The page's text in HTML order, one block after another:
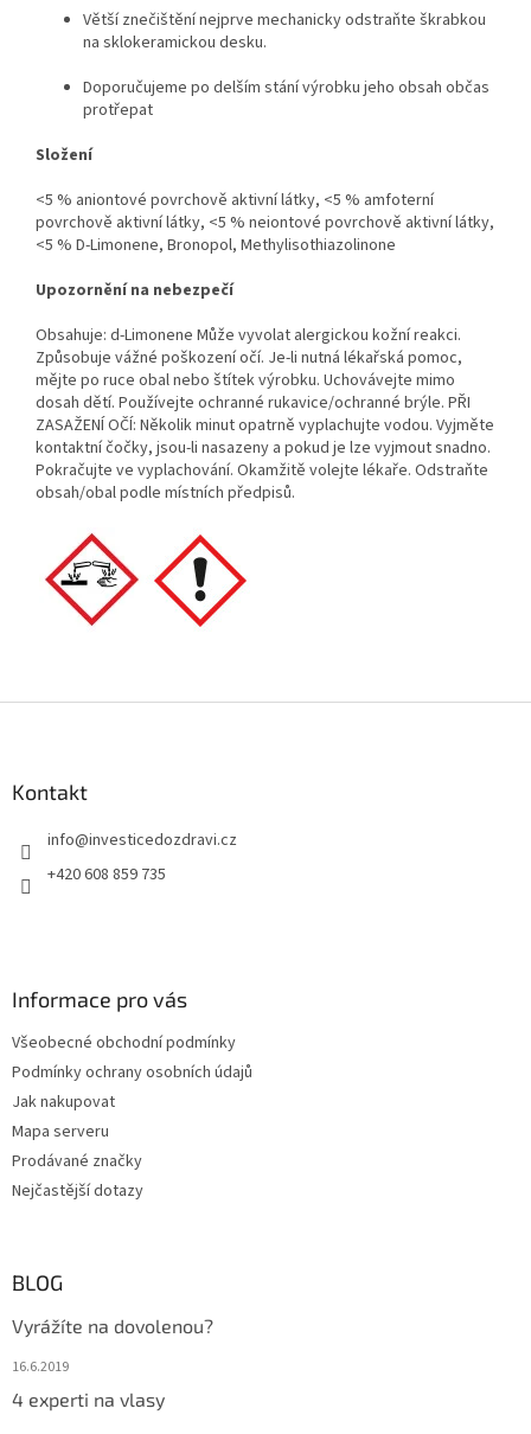
Větší znečištění nejprve mechanicky odstraňte škrabkou
na sklokeramickou desku.
Doporučujeme po delším stání výrobku jeho obsah občas
protřepat
Složení
<5 % aniontové povrchově aktivní látky, <5 % amfoterní
povrchově aktivní látky, <5 % neiontové povrchově aktivní látky,
<5 % D-Limonene, Bronopol, Methylisothiazolinone
Upozornění na nebezpečí
Obsahuje: d-Limonene Může vyvolat alergickou kožní reakci.
Způsobuje vážné poškození očí. Je-li nutná lékařská pomoc,
mějte po ruce obal nebo štítek výrobku. Uchovávejte mimo
dosah dětí. Používejte ochranné rukavice/ochranné brýle. PŘI
ZASAŽENÍ OČÍ: Několik minut opatrně vyplachujte vodou. Vyjměte
kontaktní čočky, jsou-li nasazeny a pokud je lze vyjmout snadno.
Pokračujte ve vyplachování. Okamžitě volejte lékaře. Odstraňte
obsah/obal podle místních předpisů.
Kontakt
info@investicedozdravi.cz
+420 608 859 735
Informace pro vás
Všeobecné obchodní podmínky
Podmínky ochrany osobních údajů
Jak nakupovat
Mapa serveru
Prodávané značky
Nejčastější dotazy
BLOG
Vyrážíte na dovolenou?
16.6.2019
4 experti na vlasy